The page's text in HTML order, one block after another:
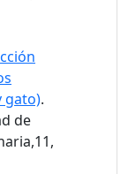
gato).
de